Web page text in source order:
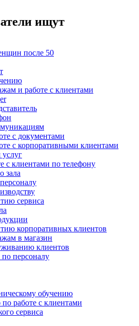
ищут
после 50
и работе с клиентами
с документами
с корпоративными клиентами
с клиентами по телефону
зала
сервиса
корпоративных клиентов
в магазин
клиентов
персоналу
обучению
работе с клиентами
сервиса